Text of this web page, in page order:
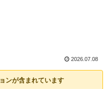
2026.07.08
ンが含まれています